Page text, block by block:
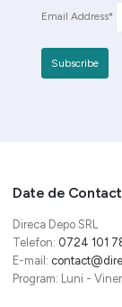
Email Address*
Date de Contact
Direca Depo SRL
Telefon: 0724 101
E-mail:
Program: Luni -